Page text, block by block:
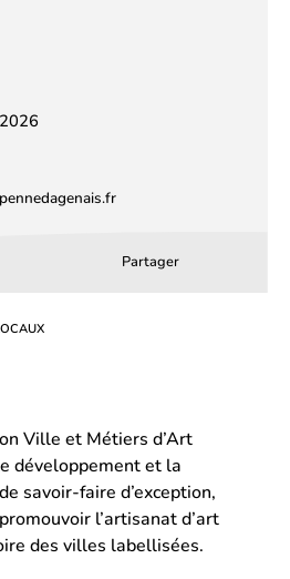
Partager
un
onglet)onglet)
Ville et Métiers d’Art
développement et la
savoir-faire d’exception,
l’artisanat d’art
des villes labellisées.